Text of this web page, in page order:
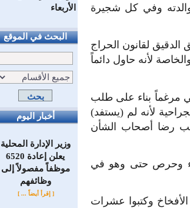
الأربعاء
البحث في الموقع
أخبار اليوم
وزير الإدارة المحلية
يعلن إعادة 6520
موظفاً مفصولاً إلى
‏وظائفهم
[ إقرأ أيضاً ... ]
وفي كل شجيرة
لقانون الحراج
لأنه حاول دائماً
مرغماً بناء على طلب
لأنه لم (يستفد)
رضا أصحاب الشأن
وحرص حتى وهو في
وكتبوا عشرات